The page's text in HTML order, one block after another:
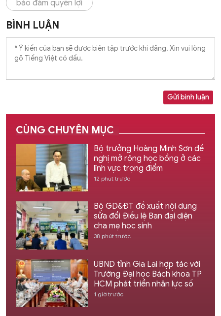
bảo đảm quyền lợi
BÌNH LUẬN
Gửi bình luận
CÙNG CHUYÊN MỤC
Bộ trưởng Hoàng Minh Sơn đề
nghị mở rộng học bổng ở các
lĩnh vực trọng điểm
12 phút trước
Bộ GD&ĐT đề xuất nội dung
sửa đổi Điều lệ Ban đại diện
cha mẹ học sinh
38 phút trước
UBND tỉnh Gia Lai hợp tác với
Trường Đại học Bách khoa TP
HCM phát triển nhân lực số
1 giờ trước